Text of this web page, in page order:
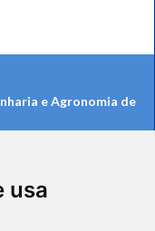
usa
e Agronomia de